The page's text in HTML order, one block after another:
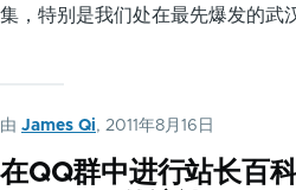
集，特别是我们处在最先爆发的武
由 James Qi, 2011年8月16日
在QQ群中进行站长百